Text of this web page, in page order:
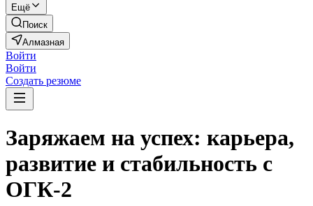
Ещё
Поиск
Алмазная
Войти
Войти
Создать резюме
Заряжаем на успех: карьера,
развитие и стабильность c
ОГК-2